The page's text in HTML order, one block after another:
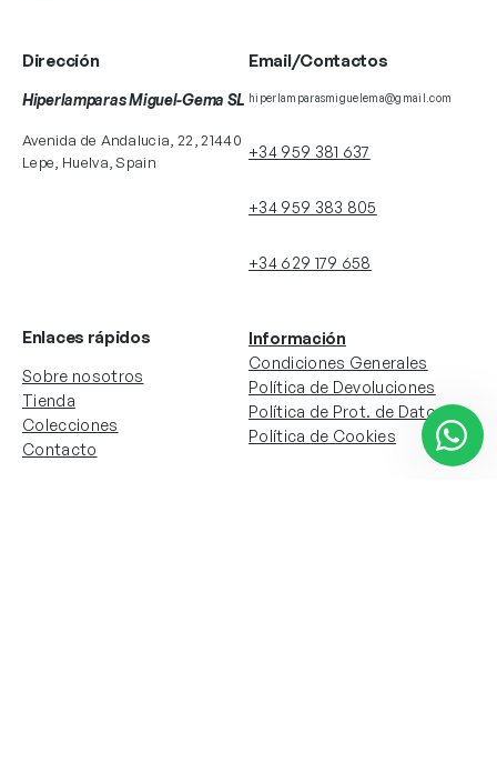
Dirección
Hiperlamparas Miguel-Gema SL
Avenida de Andalucia, 22, 21440
Lepe, Huelva, Spain
Email/Contactos
hiperlamparasmiguelema@gmail.com
+34 959 381 637
+34 959 383 805
+34 629 179 658
Enlaces rápidos
Sobre nosotros
Tienda
Colecciones
Contacto
Información
Condiciones Generales
Política de Devoluciones
Política de Prot. de Datos
Política de Cookies